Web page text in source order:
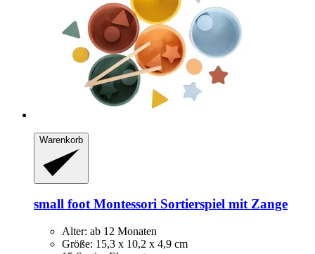
Warenkorb
small footMontessori Sortierspiel mit Zange
Alter: ab 12 Monaten
Größe: 15,3 x 10,2 x 4,9 cm